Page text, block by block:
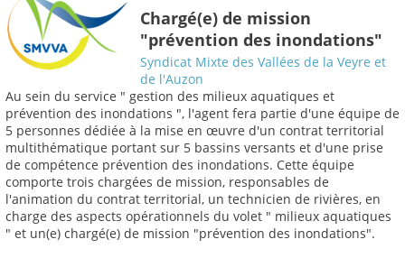
Chargé(e) de mission
"prévention des inondations"
Syndicat Mixte des Vallées de la Veyre et
de l'Auzon
Au sein du service " gestion des milieux aquatiques et
prévention des inondations ", l'agent fera partie d'une équipe de
5 personnes dédiée à la mise en œuvre d'un contrat territorial
multithématique portant sur 5 bassins versants et d'une prise
de compétence prévention des inondations. Cette équipe
comporte trois chargées de mission, responsables de
l'animation du contrat territorial, un technicien de rivières, en
charge des aspects opérationnels du volet " milieux aquatiques
" et un(e) chargé(e) de mission "prévention des inondations".